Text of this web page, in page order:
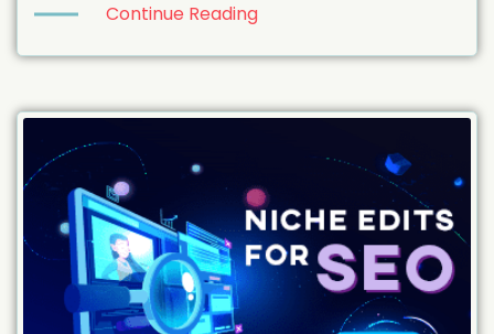
Continue Reading